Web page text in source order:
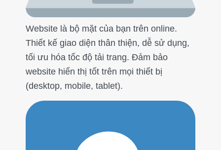
Website là bộ mặt của bạn trên online.
Thiết kế giao diện thân thiện, dễ sử dụng,
tối ưu hóa tốc độ tải trang. Đảm bảo
website hiển thị tốt trên mọi thiết bị
(desktop, mobile, tablet).